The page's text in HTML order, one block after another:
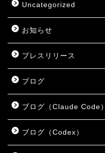
Uncategorized
お知らせ
プレスリリース
ブログ
ブログ（Claude Code）
ブログ（Codex）